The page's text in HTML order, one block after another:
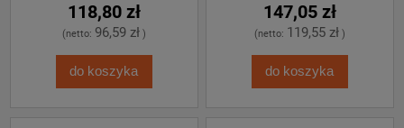
118,80 zł
(netto: 96,59 zł)
do koszyka
147,05 zł
(netto: 119,55 zł)
do koszyka